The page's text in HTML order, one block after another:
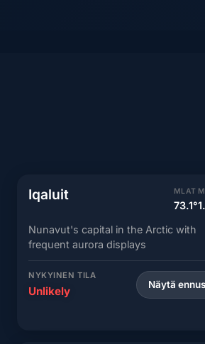
Iqaluit MLAT
73.1°
Nunavut's capital in the Arctic with
frequent aurora displays
NYKYINEN TILA
Unlikely Näytä